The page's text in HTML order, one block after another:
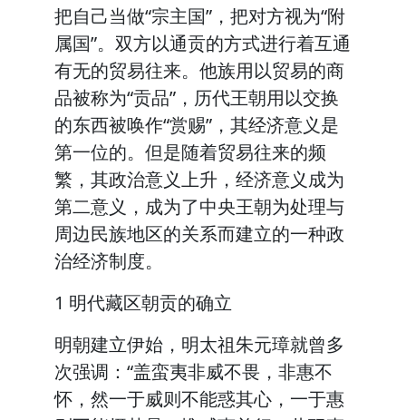
把自己当做“宗主国”，把对方视为“附
属国”。双方以通贡的方式进行着互通
有无的贸易往来。他族用以贸易的商
品被称为“贡品”，历代王朝用以交换
的东西被唤作“赏赐”，其经济意义是
第一位的。但是随着贸易往来的频
繁，其政治意义上升，经济意义成为
第二意义，成为了中央王朝为处理与
周边民族地区的关系而建立的一种政
治经济制度。
1 明代藏区朝贡的确立
明朝建立伊始，明太祖朱元璋就曾多
次强调：“盖蛮夷非威不畏，非惠不
怀，然一于威则不能惑其心，一于惠